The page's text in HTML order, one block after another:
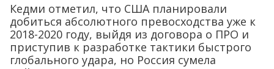
Кедми отметил, что США планировали
добиться абсолютного превосходства уже к
2018-2020 году, выйдя из договора о ПРО и
приступив к разработке тактики быстрого
глобального удара, но Россия сумела